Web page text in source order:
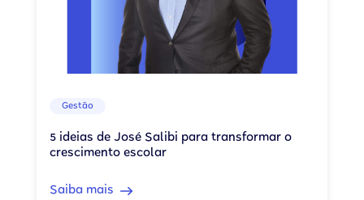
Gestão
5 ideias de José Salibi para transformar o
crescimento escolar
Saiba mais